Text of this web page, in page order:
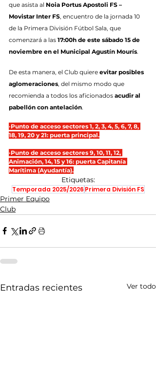
que asista al Noia Portus Apostoli FS –
Movistar Inter FS, encuentro de la jornada 10
de la Primera División Fútbol Sala, que
comenzará a las 17:00h de este sábado 15 de
noviembre en el Municipal Agustín Mourís.
De esta manera, el Club quiere evitar posibles
aglomeraciones, del mismo modo que
recomienda a todos los aficionados acudir al
pabellón con antelación.
·Punto de acceso sectores 1, 2, 3, 4, 5, 6, 7, 8,
18, 19, 20 y 21: puerta principal.
·Punto de acceso sectores 9, 10, 11, 12,
Animación, 14, 15 y 16: puerta Capitanía
Marítima (Ayudantía).
Etiquetas:
Temporada 2025/2026 Primera División FS
Primer Equipo
Club
Entradas recientes Ver todo